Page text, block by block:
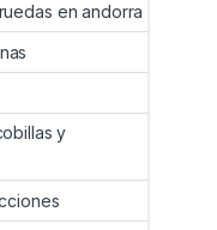
en andorra
y